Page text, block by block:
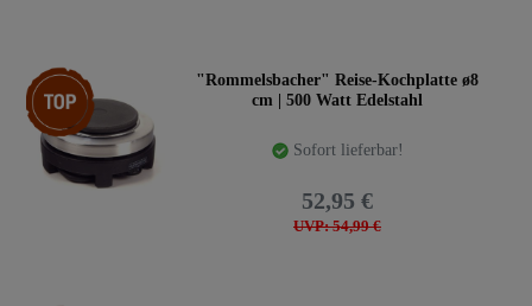
Top-Artikel
"Rommelsbacher" Reise-Kochplatte ø8
cm | 500 Watt Edelstahl
Sofort lieferbar!
UVP: 54,99 €
52,95 €